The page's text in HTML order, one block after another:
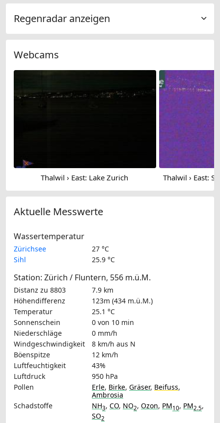
Regenradar anzeigen
Webcams
Thalwil › East: Lake Zurich
Aktuelle Messwerte
Wassertemperatur
Zürichsee
27 °C
Sihl
25.9 °C
Station: Zürich / Fluntern, 556 m.ü.M.
Distanz zu 8803
7.9 km
Höhendifferenz
123m (434 m.ü.M.)
Temperatur
25.1 °C
Sonnenschein
0 von 10 min
Niederschläge
0 mm/h
Windgeschwindigkeit
8 km/h aus N
Böenspitze
12 km/h
Luftfeuchtigkeit
43%
Luftdruck
950 hPa
Pollen
Erle, Birke, Gräser, Beifuss,
Ambrosia
Schadstoffe
NH3, CO, NO2, Ozon, PM10, PM2.5,
SO2